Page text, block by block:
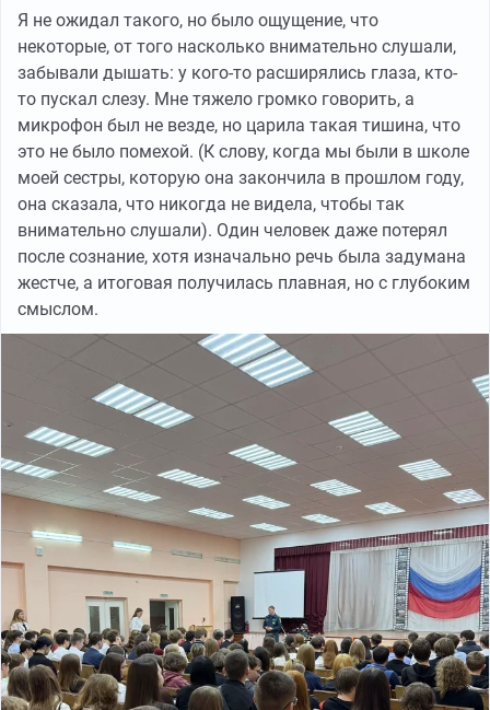
Я не ожидал такого, но было ощущение, что
некоторые, от того насколько внимательно слушали,
забывали дышать: у кого-то расширялись глаза, кто-
то пускал слезу. Мне тяжело громко говорить, а
микрофон был не везде, но царила такая тишина, что
это не было помехой. (К слову, когда мы были в школе
моей сестры, которую она закончила в прошлом году,
она сказала, что никогда не видела, чтобы так
внимательно слушали). Один человек даже потерял
после сознание, хотя изначально речь была задумана
жестче, а итоговая получилась плавная, но с глубоким
смыслом.